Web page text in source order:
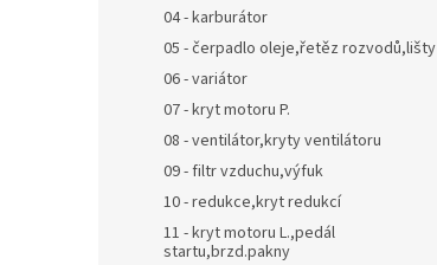
04 - karburátor
05 - čerpadlo oleje,řetěz rozvodů,lišty
06 - variátor
07 - kryt motoru P.
08 - ventilátor,kryty ventilátoru
09 - filtr vzduchu,výfuk
10 - redukce,kryt redukcí
11 - kryt motoru L.,pedál
startu,brzd.pakny